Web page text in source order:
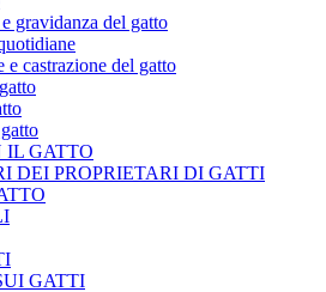
gravidanza del gatto
e castrazione del gatto
IL GATTO
DEI PROPRIETARI DI GATTI
GATTI